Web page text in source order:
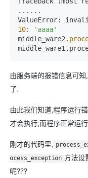
......
ValueError:
10:
'aaaa'
middle_ware2
由服务端的报错信息可知
了.
由此我们知道,程序运行
才会执行,而程序正常运
刚才的代码里,
ocess_exception 方法设
呢???